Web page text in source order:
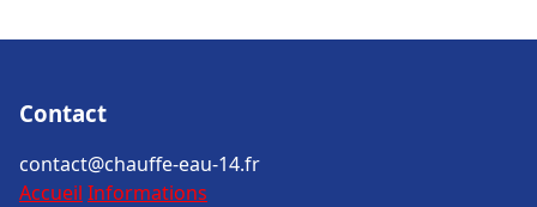
Contact
contact@chauffe-eau-14.fr
Accueil Informations